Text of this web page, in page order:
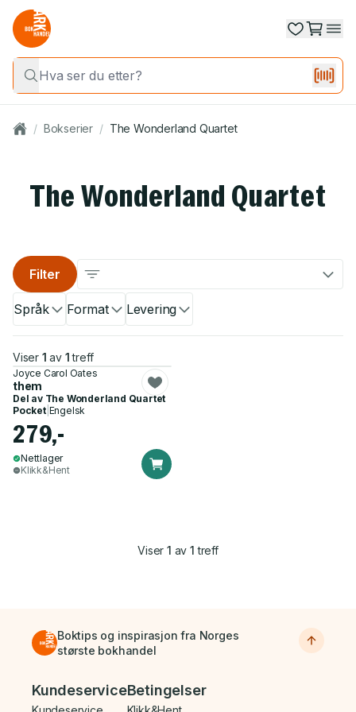
/ Bokserier / The Wonderland Quartet
The Wonderland Quartet
Språk Format Levering
Filter
Viser 1 av 1 treff
Joyce Carol Oates
them
Del av The Wonderland Quartet
Pocket| Engelsk
279,-
Nettlager
Klikk&Hent
Viser1 av 1 treff
Boktips og inspirasjon fra Norges
største bokhandel
Bunnmeny
KundeserviceBetingelser